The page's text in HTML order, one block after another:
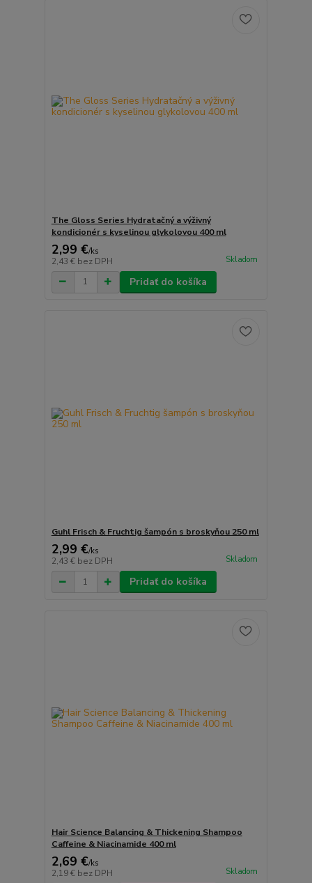
The Gloss Series Hydratačný a výživný
kondicionér s kyselinou glykolovou 400 ml
2,99 €/ks
2,43 € bez DPH Skladom
Pridať do košíka
Guhl Frisch & Fruchtig šampón s broskyňou 250 ml
2,99 €/ks
2,43 € bez DPH Skladom
Pridať do košíka
Hair Science Balancing & Thickening Shampoo
Caffeine & Niacinamide 400 ml
2,69 €/ks
2,19 € bez DPH Skladom